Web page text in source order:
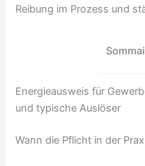
Reibung im Prozess und
Energieausweis für
und typische Auslöser
Wann die Pflicht in der